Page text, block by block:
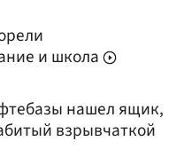
и школа
нашел ящик,
взрывчаткой